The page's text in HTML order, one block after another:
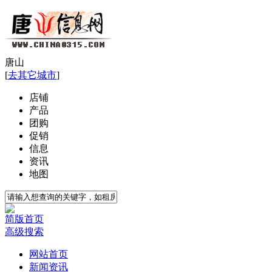
唐山
[去其它城市]
店铺
产品
团购
促销
信息
资讯
地图
简版首页
高级搜索
网站首页
新闻资讯